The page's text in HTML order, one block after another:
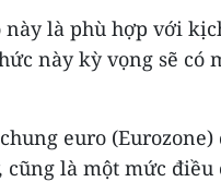
là phù hợp với
này kỳ vọng sẽ có
euro (Eurozone)
là một mức